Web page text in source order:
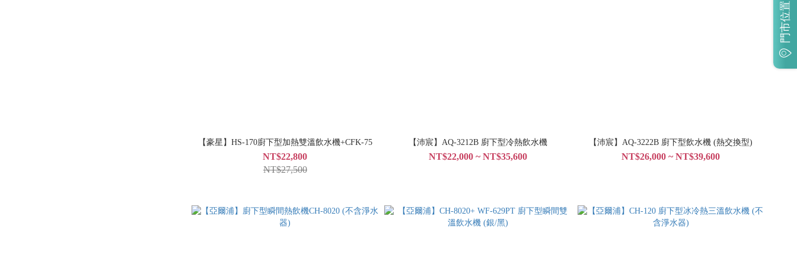
【豪星】HS-170廚下型加熱雙溫飲水機+CFK-75
NT$22,800
NT$27,500
【沛宸】AQ-3212B 廚下型冷熱飲水機
NT$22,000 ~ NT$35,600
【沛宸】AQ-3222B 廚下型飲水機 (熱交換型)
NT$26,000 ~ NT$39,600
門市位置